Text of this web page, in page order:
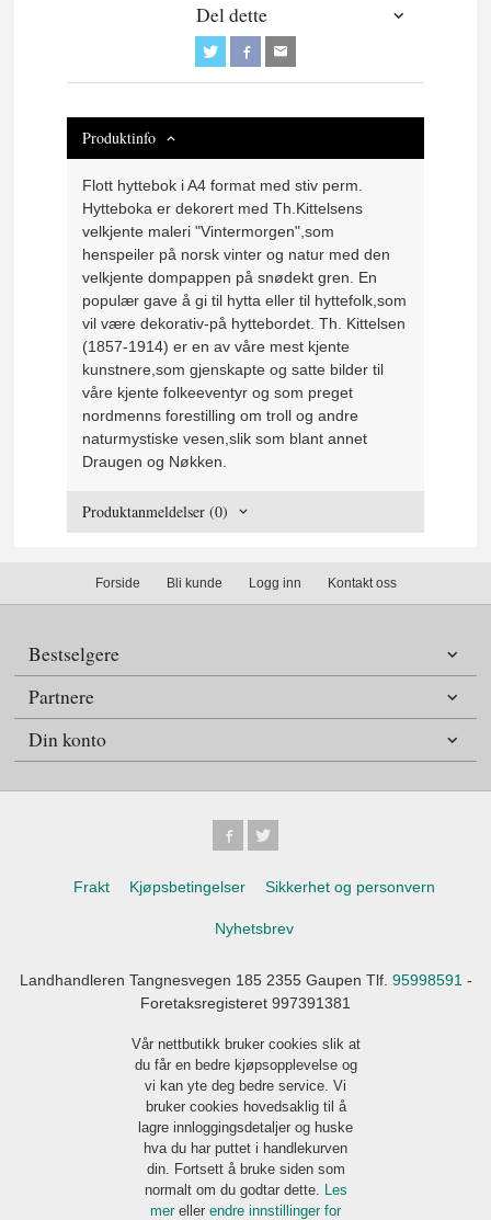
Del dette
Produktinfo
Flott hyttebok i A4 format med stiv perm.
Hytteboka er dekorert med Th.Kittelsens
velkjente maleri "Vintermorgen",som
henspeiler på norsk vinter og natur med den
velkjente dompappen på snødekt gren. En
populær gave å gi til hytta eller til hyttefolk,som
vil være dekorativ-på hyttebordet. Th. Kittelsen
(1857-1914) er en av våre mest kjente
kunstnere,som gjenskapte og satte bilder til
våre kjente folkeeventyr og som preget
nordmenns forestilling om troll og andre
naturmystiske vesen,slik som blant annet
Draugen og Nøkken.
Produktanmeldelser (0)
Forside Bli kunde Logg inn Kontakt oss
Bestselgere
Partnere
Din konto
Frakt Kjøpsbetingelser Sikkerhet og personvern
Nyhetsbrev
Landhandleren Tangnesvegen 185 2355 Gaupen Tlf. 95998591 -
Foretaksregisteret 997391381
Vår nettbutikk bruker cookies slik at
du får en bedre kjøpsopplevelse og
vi kan yte deg bedre service. Vi
bruker cookies hovedsaklig til å
lagre innloggingsdetaljer og huske
hva du har puttet i handlekurven
din. Fortsett å bruke siden som
normalt om du godtar dette. Les
mer eller endre innstillinger for